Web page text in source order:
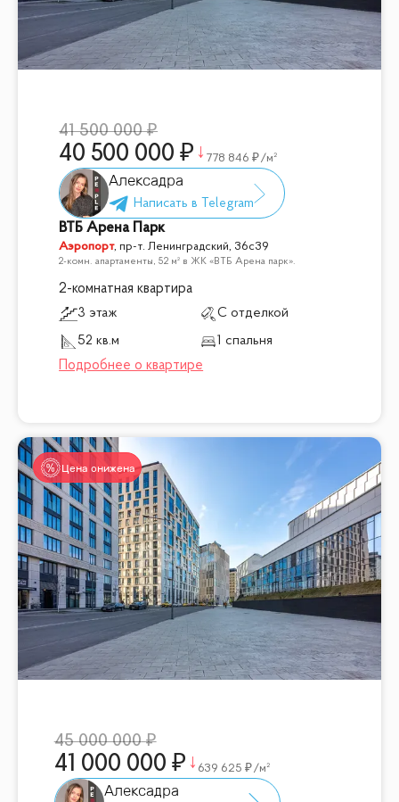
41 500 000
40 500 000 778 846 /м²
Алексадра
ВТБ Арена Парк
Аэропорт,пр-т. Ленинградский, 36с39
2-комн. апартаменты, 52 м² в ЖК «ВТБ Арена парк».
2-комнатная квартира
3 этаж
С отделкой
52 кв.м
1 спальня
Цена снижена
45 000 000
41 000 000 639 625 /м²
Алексадра